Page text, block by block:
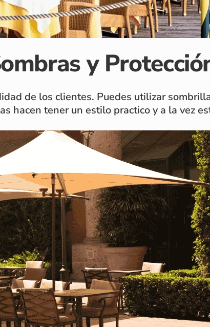
y
de los clientes. Puedes utilizar
hacen tener un estilo practico y a la vez